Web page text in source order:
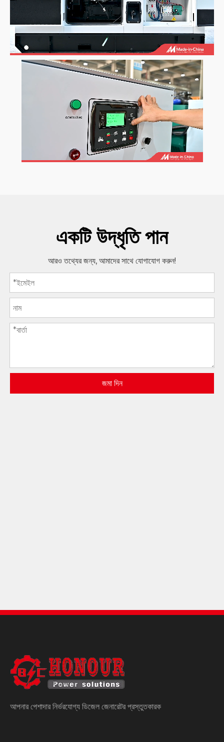
Unmute
87.35%
Loaded
87.35%
একটি উদ্ধৃতি পান
আরও তথ্যের জন্য, আমাদের সাথে যোগাযোগ করুন!
জমা দিন
আপনার পেশাদার নির্ভরযোগ্য ডিজেল জেনারেটর প্রস্তুতকারক